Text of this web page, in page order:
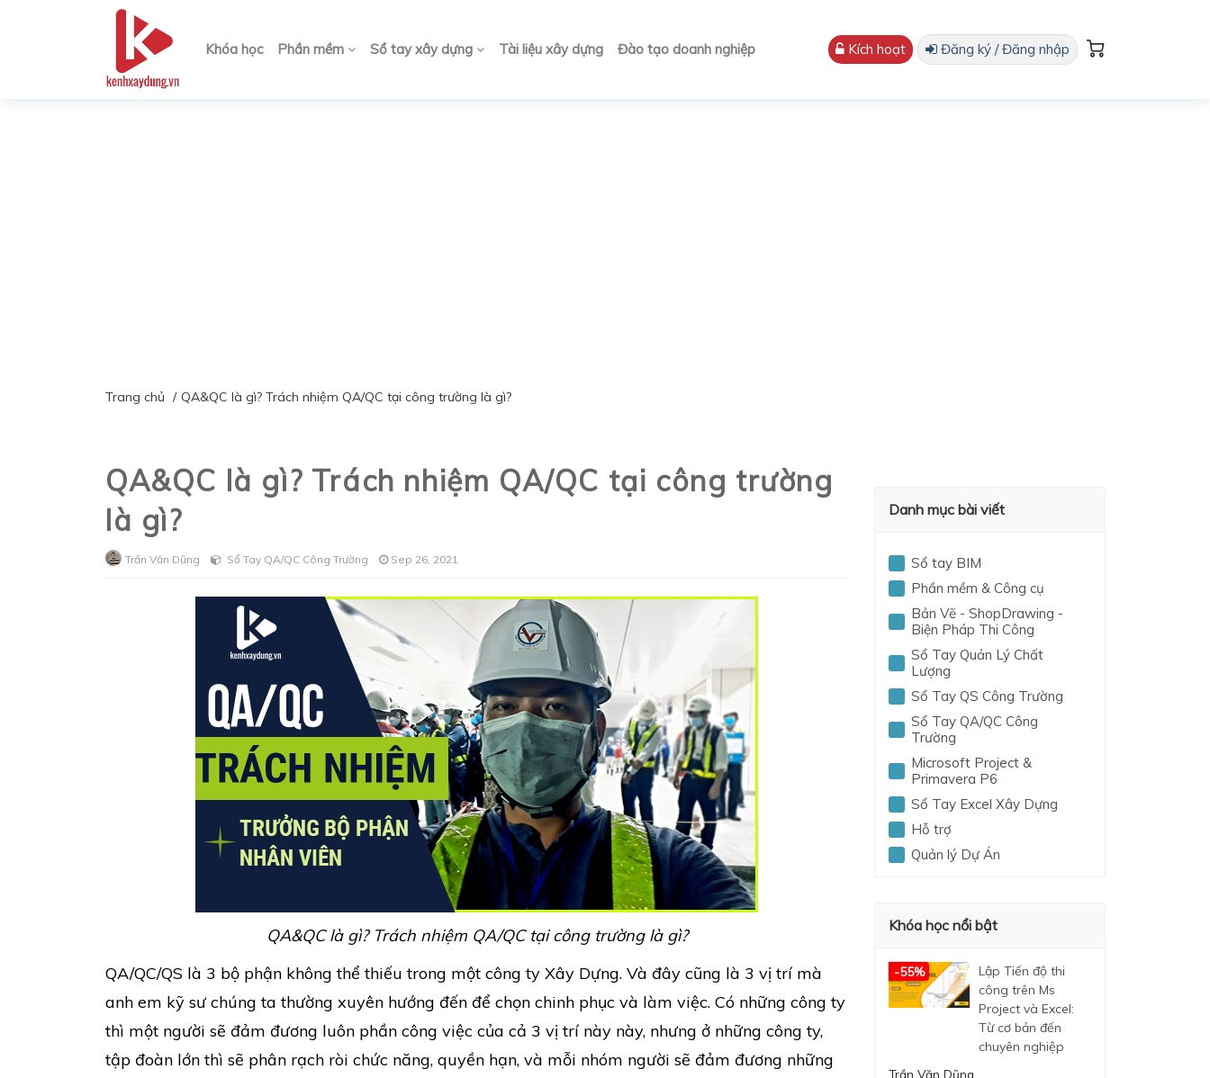
Khóa học Phần mềm Sổ tay xây dựng Tài liệu xây dựng Đào tạo doanh nghiệp Kích hoạt Đăng ký / Đăng nhập
Trang chủ QA&QC là gì? Trách nhiệm QA/QC tại công trường là gì?
QA&QC là gì? Trách nhiệm QA/QC tại công trường
là gì?
Trần Văn Dũng Sổ Tay QA/QC Công Trường Sep 26, 2021
QA&QC là gì? Trách nhiệm QA/QC tại công trường là gì?
QA/QC/QS là 3 bộ phận không thể thiếu trong một công ty Xây Dựng. Và đây cũng là 3 vị trí mà
anh em kỹ sư chúng ta thường xuyên hướng đến để chọn chinh phục và làm việc. Có những công ty
thì một người sẽ đảm đương luôn phần công việc của cả 3 vị trí này này, nhưng ở những công ty,
tập đoàn lớn thì sẽ phân rạch ròi chức năng, quyền hạn, và mỗi nhóm người sẽ đảm đương những
Danh mục bài viết
Sổ tay BIM
Phần mềm & Công cụ
Bản Vẽ - ShopDrawing -
Biện Pháp Thi Công
Sổ Tay Quản Lý Chất
Lượng
Sổ Tay QS Công Trường
Sổ Tay QA/QC Công
Trường
Microsoft Project &
Primavera P6
Sổ Tay Excel Xây Dựng
Hỗ trợ
Quản lý Dự Án
Khóa học nổi bật
-55%
Lập Tiến độ thi
công trên Ms
Project và Excel:
Từ cơ bản đến
chuyên nghiệp
Trần Văn Dũng